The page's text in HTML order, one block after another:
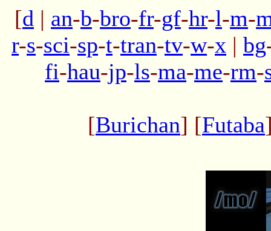
[d | an-b-bro-fr-gf-hr-l-m-
r-s-sci-sp-t-tran-tv-w-x | bg
fi-hau-jp-ls-ma-me-rm-
[Burichan] [Futaba